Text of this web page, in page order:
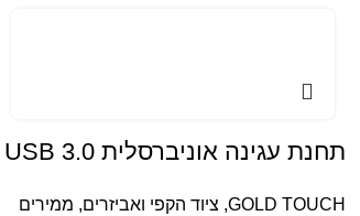
תחנת עגינה אוניברסלית USB 3.0
GOLD TOUCH
, ציוד הקפי ואביזרים, ממירים